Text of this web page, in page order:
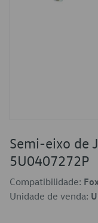
Semi-eixo de
5U0407272P
Compatibilidade:
Unidade de venda: